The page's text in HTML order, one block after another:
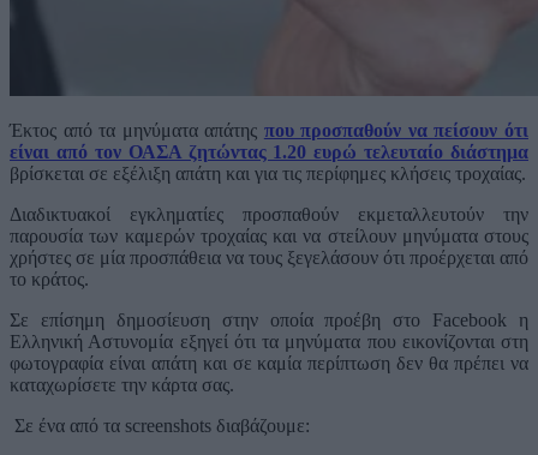
Έκτος από τα μηνύματα απάτης που προσπαθούν να πείσουν ότι
είναι από τον ΟΑΣΑ ζητώντας 1.20 ευρώ τελευταίο διάστημα
βρίσκεται σε εξέλιξη απάτη και για τις περίφημες κλήσεις τροχαίας.
Διαδικτυακοί εγκληματίες προσπαθούν εκμεταλλευτούν την
παρουσία των καμερών τροχαίας και να στείλουν μηνύματα στους
χρήστες σε μία προσπάθεια να τους ξεγελάσουν ότι προέρχεται από
το κράτος.
Σε επίσημη δημοσίευση στην οποία προέβη στο Facebook η
Ελληνική Αστυνομία εξηγεί ότι τα μηνύματα που εικονίζονται στη
φωτογραφία είναι απάτη και σε καμία περίπτωση δεν θα πρέπει να
καταχωρίσετε την κάρτα σας.
Σε ένα από τα screenshots διαβάζουμε: